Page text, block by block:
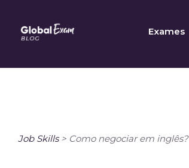
content
Exames
Job Skills> Como negociar em inglês?